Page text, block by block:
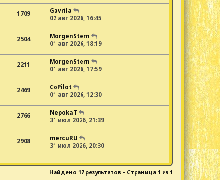
1709
Gavrila
02 авг 2026, 16:45
2504
MorgenStern
01 авг 2026, 18:19
2211
MorgenStern
01 авг 2026, 17:59
2469
CoPilot
01 авг 2026, 12:30
2766
NepokaT
31 июл 2026, 21:39
2908
mercuRU
31 июл 2026, 20:30
Найдено 17 результатов • Страница 1 из 1